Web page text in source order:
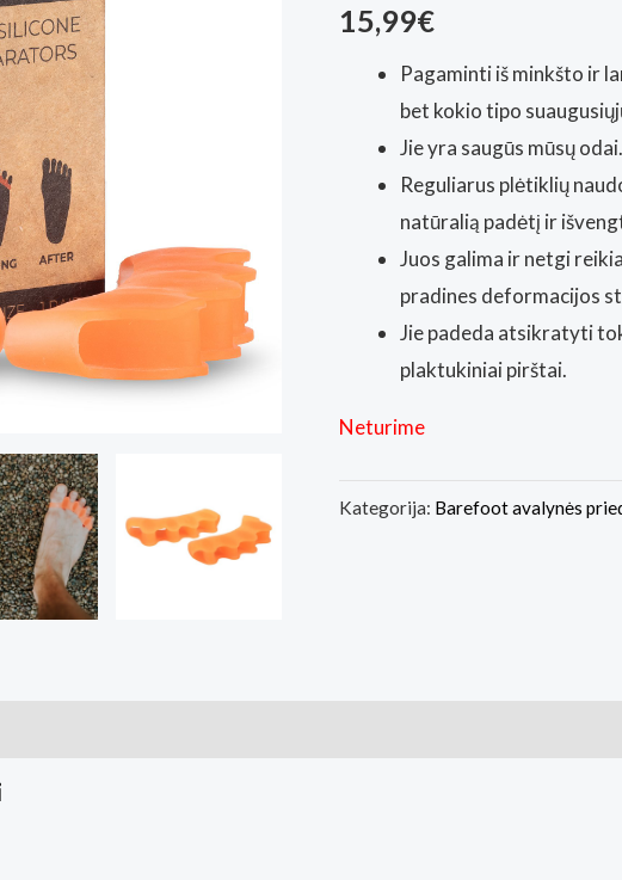
15,99€
Pagaminti iš minkšto ir
bet kokio tipo
Jie yra saugūs mūsų odai.
Reguliarus plėtiklių
natūralią padėtį ir
Juos galima ir netgi
pradines deformacijos
Jie padeda atsikratyti
plaktukiniai pirštai.
Neturime
Kategorija: Barefoot avalynės